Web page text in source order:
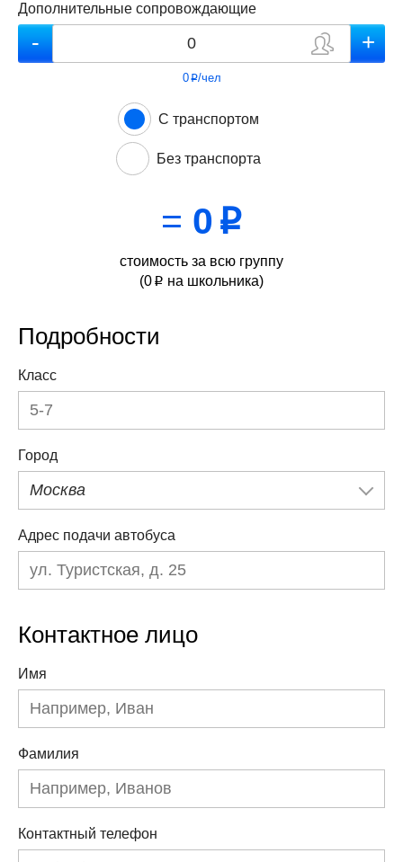
Дополнительные сопровождающие
0p/чел
С транспортом
Без транспорта
= 0 p
стоимость за всю группу
(0 p на школьника)
Подробности
Класс
Город
Москва
Адрес подачи автобуса
Контактное лицо
Имя
Фамилия
Контактный телефон